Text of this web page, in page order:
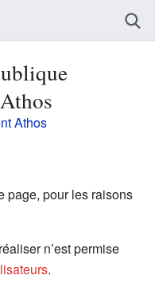
Athos
page, pour les raisons
n’est permise
.